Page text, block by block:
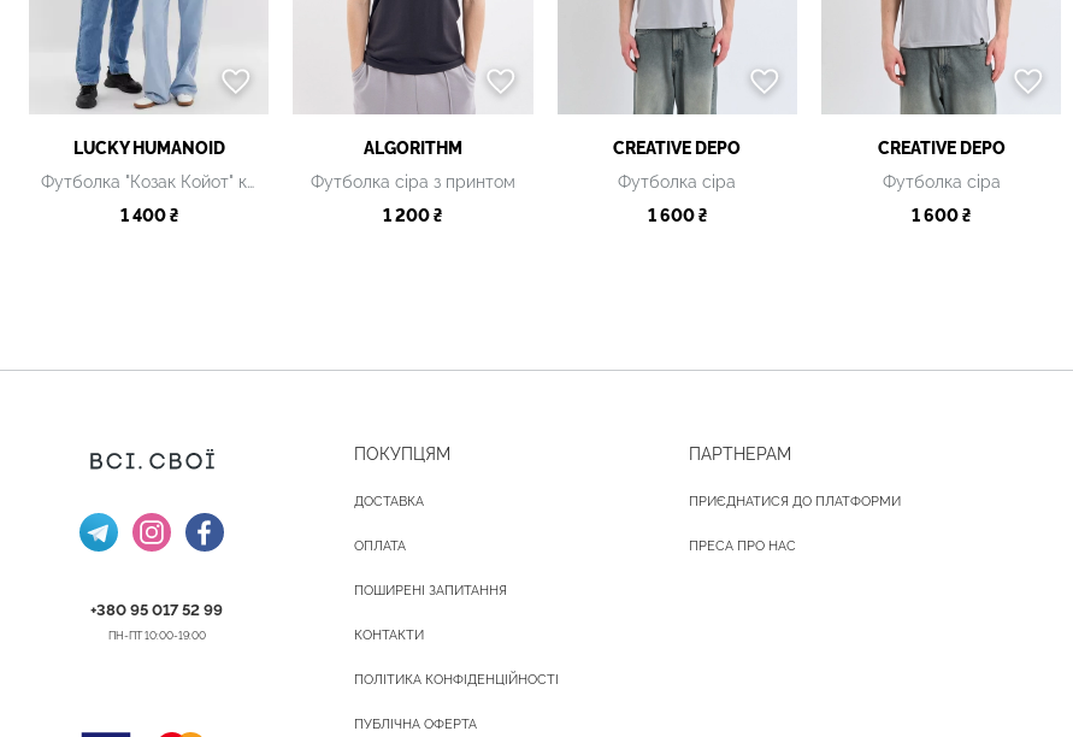
LUCKY НUMANOID
Футболка "Козак Койот" коричнева
1 400 ₴
ALGORITHM
Футболка сіра з принтом
1 200 ₴
CREATIVE DEPO
Футболка сіра
1 600 ₴
CREATIVE DEPO
Футболка сіра
1 600 ₴
+380 95 017 52 99
ПН-ПТ 10:00-19:00
ПОКУПЦЯМ
ДОСТАВКА
ОПЛАТА
ПОШИРЕНІ ЗАПИТАННЯ
КОНТАКТИ
ПОЛІТИКА КОНФІДЕНЦІЙНОСТІ
ПУБЛІЧНА ОФЕРТА
ПАРТНЕРАМ
ПРИЄДНАТИСЯ ДО ПЛАТФОРМИ
ПРЕСА ПРО НАС